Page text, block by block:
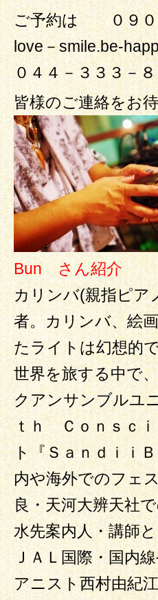
ご予約は ０９０
love－smile.be-
０４４－３３３－
皆様のご連絡をお
Bun さん紹介
カリンバ(親指ピア
者。カリンバ、絵
たライトは幻想的
世界を旅する中で
クアンサンブルユ
ｔｈ Ｃｏｎｓｃｉ
ト『Ｓａｎｄｉｉ
内や海外でのフェ
良・天河大辨天社
水先案内人・講師
ＪＡＬ国際・国内
アニスト西村由紀